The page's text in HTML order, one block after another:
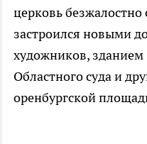
церковь безжалостно
застроился новыми
художников,
Областного суда и
оренбургской